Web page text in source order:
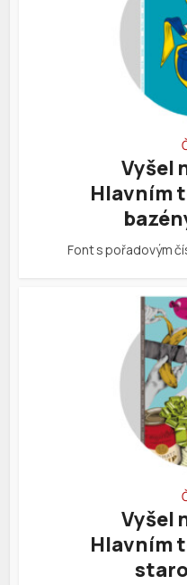
Vyšel
Hlavním
Font s pořadovým
Vyšel
Hlavním